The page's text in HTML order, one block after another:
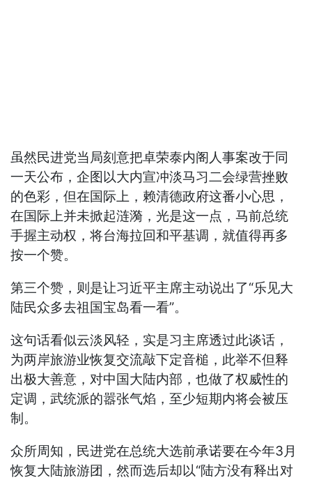
虽然民进党当局刻意把卓荣泰内阁人事案改于同
一天公布，企图以大内宣冲淡马习二会绿营挫败
的色彩，但在国际上，赖清德政府这番小心思，
在国际上并未掀起涟漪，光是这一点，马前总统
手握主动权，将台海拉回和平基调，就值得再多
按一个赞。
第三个赞，则是让习近平主席主动说出了“乐见大
陆民众多去祖国宝岛看一看”。
这句话看似云淡风轻，实是习主席透过此谈话，
为两岸旅游业恢复交流敲下定音槌，此举不但释
出极大善意，对中国大陆内部，也做了权威性的
定调，武统派的嚣张气焰，至少短期内将会被压
制。
众所周知，民进党在总统大选前承诺要在今年3月
恢复大陆旅游团，然而选后却以“陆方没有释出对